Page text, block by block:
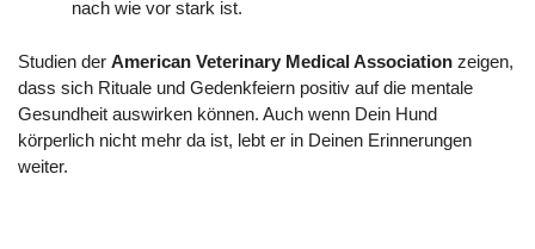
nach wie vor stark ist.
Studien der American Veterinary Medical Association zeigen,
dass sich Rituale und Gedenkfeiern positiv auf die mentale
Gesundheit auswirken können. Auch wenn Dein Hund
körperlich nicht mehr da ist, lebt er in Deinen Erinnerungen
weiter.